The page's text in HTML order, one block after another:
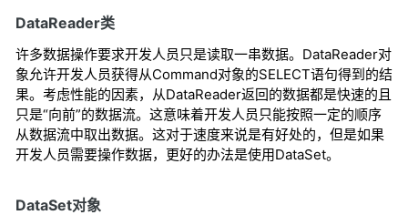
DataReader类
许多数据操作要求开发人员只是读取一串数据。DataReader对
象允许开发人员获得从Command对象的SELECT语句得到的结
果。考虑性能的因素，从DataReader返回的数据都是快速的且
只是“向前”的数据流。这意味着开发人员只能按照一定的顺序
从数据流中取出数据。这对于速度来说是有好处的，但是如果
开发人员需要操作数据，更好的办法是使用DataSet。
DataSet对象